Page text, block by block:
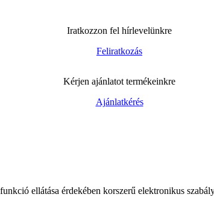
Iratkozzon fel hírlevelünkre
Feliratkozás
Kérjen ajánlatot termékeinkre
Ajánlatkérés
ellátása érdekében korszerű elektronikus